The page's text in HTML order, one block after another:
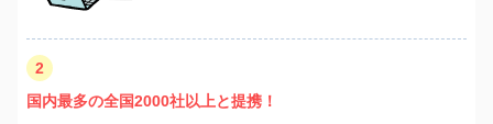
2
国内最多の全国2000社以上と提携！